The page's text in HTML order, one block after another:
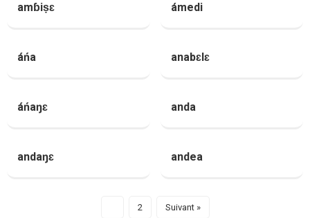
amɓiṣɛ ámedi
áńa anabɛlɛ
áńaŋɛ anda
andaŋɛ andea
2 Suivant »